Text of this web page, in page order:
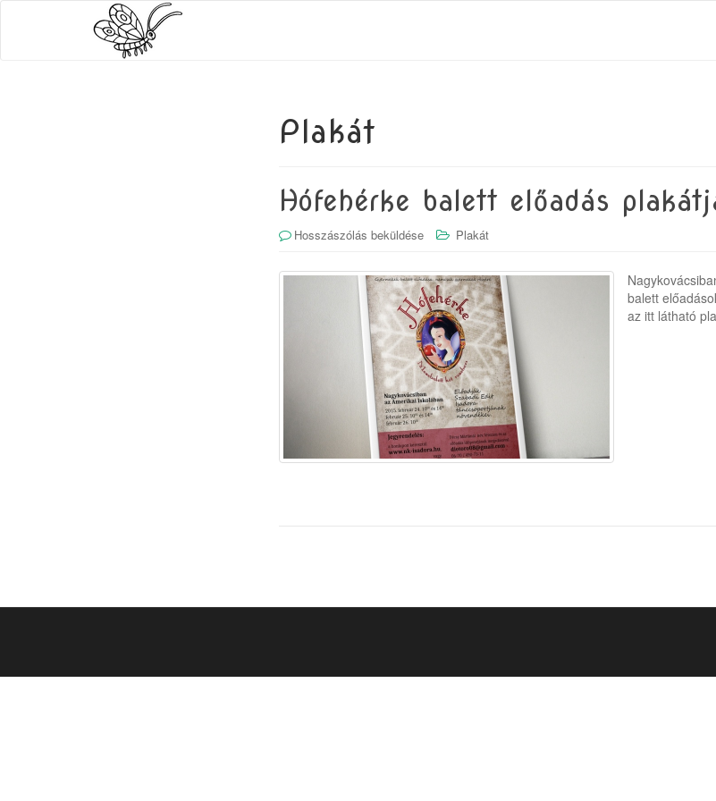
Plakát
Hófehérke balett előadás
Hosszászólás beküldése Plakát
balett
az itt látható